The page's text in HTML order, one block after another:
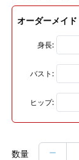
オーダーメイド
身長:
バスト:
ヒップ:
数量